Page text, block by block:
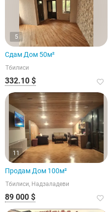
5
Сдам Дом 50м²
Тбилиси
332.10 $
11
Продам Дом 100м²
Тбилиси, Надзаладеви
89 000 $